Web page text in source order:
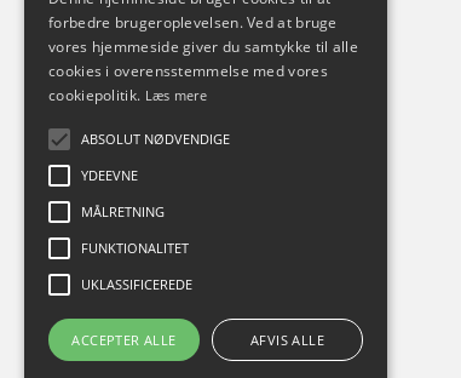
Pilestræde 52
forbedre brugeroplevelsen. Ved at bruge
vores hjemmeside giver du samtykke til alle
cookies i overensstemmelse med vores
cookiepolitik. Læs mere
ABSOLUT NØDVENDIGE
YDEEVNE
MÅLRETNING
FUNKTIONALITET
UKLASSIFICEREDE
ACCEPTER ALLE AFVIS ALLE